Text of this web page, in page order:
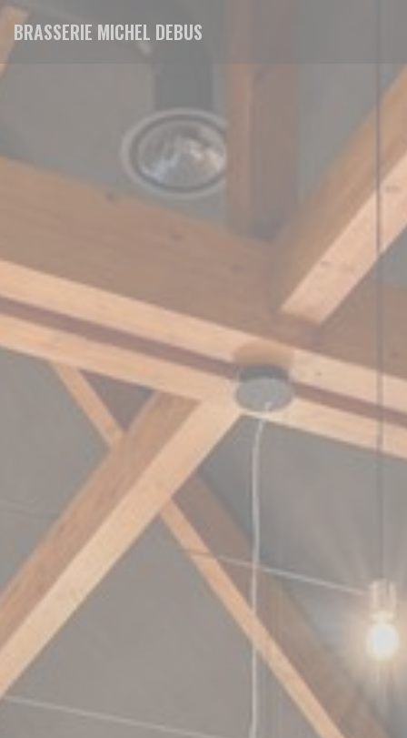
Personnalisation de vos choix en matière de cookies
BRASSERIE MICHEL DEBUS